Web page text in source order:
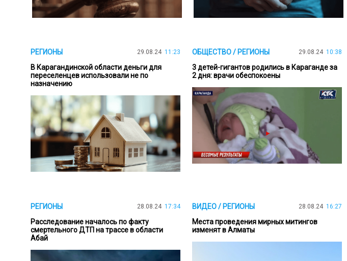
РЕГИОНЫ 29.08.24 11:23
В Карагандинской области деньги для
переселенцев использовали не по
назначению
ОБЩЕСТВО / РЕГИОНЫ 29.08.24 10:38
3 детей-гигантов родились в Караганде за
2 дня: врачи обеспокоены
РЕГИОНЫ 28.08.24 17:34
Расследование началось по факту
смертельного ДТП на трассе в области
Абай
ВИДЕО / РЕГИОНЫ 28.08.24 16:27
Места проведения мирных митингов
изменят в Алматы